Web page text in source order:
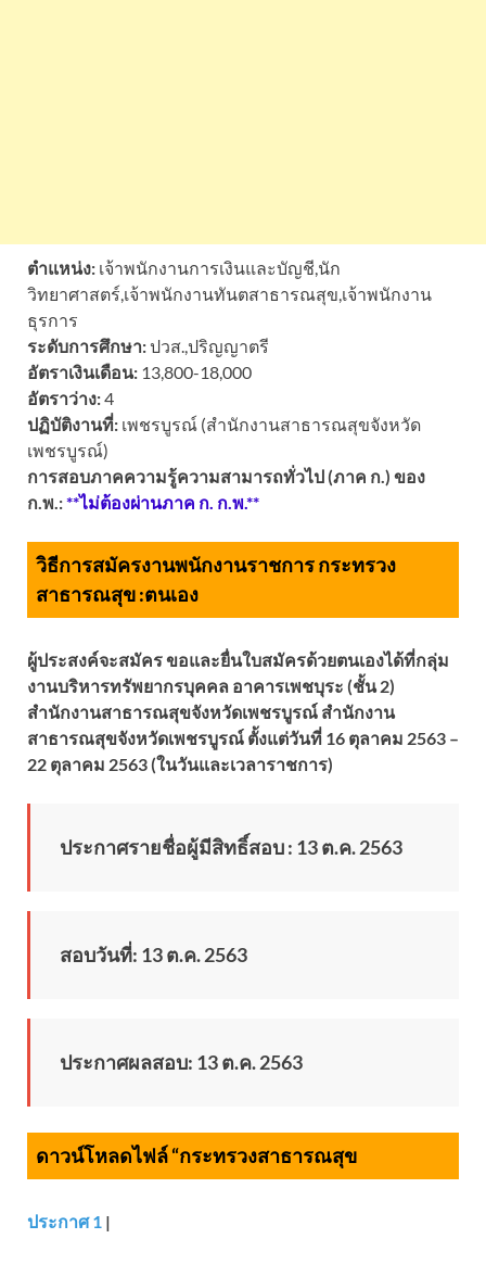
ตำแหน่ง: เจ้าพนักงานการเงินและบัญชี,นัก
วิทยาศาสตร์,เจ้าพนักงานทันตสาธารณสุข,เจ้าพนักงาน
ธุรการ
ระดับการศึกษา:ปวส.,ปริญญาตรี
อัตราเงินเดือน: 13,800-18,000
อัตราว่าง:4
ปฏิบัติงานที่: เพชรบูรณ์ (สำนักงานสาธารณสุขจังหวัด
เพชรบูรณ์)
การสอบภาคความรู้ความสามารถทั่วไป (ภาค ก.) ของ
ก.พ.:**ไม่ต้องผ่านภาค ก. ก.พ.**
วิธีการสมัครงานพนักงานราชการ กระทรวง
สาธารณสุข :ตนเอง
ผู้ประสงค์จะสมัคร ขอและยื่นใบสมัครด้วยตนเองได้ที่กลุ่ม
งานบริหารทรัพยากรบุคคล อาคารเพชบุระ (ชั้น 2)
สำนักงานสาธารณสุขจังหวัดเพชรบูรณ์ สำนักงาน
สาธารณสุขจังหวัดเพชรบูรณ์ ตั้งแต่วันที่ 16 ตุลาคม 2563 –
22 ตุลาคม 2563 (ในวันและเวลาราชการ)
ประกาศรายชื่อผู้มีสิทธิ์สอบ : 13 ต.ค. 2563
สอบวันที่: 13 ต.ค. 2563
ประกาศผลสอบ: 13 ต.ค. 2563
ดาวน์โหลดไฟล์ “กระทรวงสาธารณสุข
ประกาศ 1 |